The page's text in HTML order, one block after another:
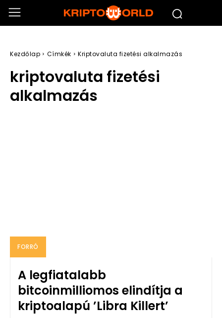
Kezdőlap Címkék Kriptovaluta fizetési alkalmazás
kriptovaluta fizetési
alkalmazás
FORRÓ
A legfiatalabb
bitcoinmilliomos elindítja a
kriptoalapú ’Libra Killert’